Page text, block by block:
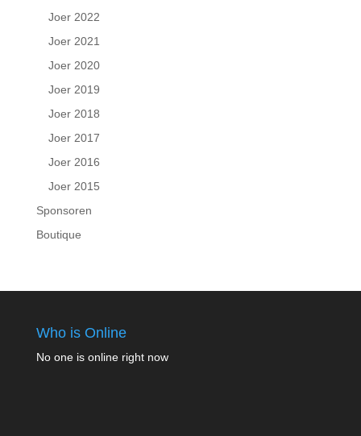
Joer 2022
Joer 2021
Joer 2020
Joer 2019
Joer 2018
Joer 2017
Joer 2016
Joer 2015
Sponsoren
Boutique
Who is Online
No one is online right now